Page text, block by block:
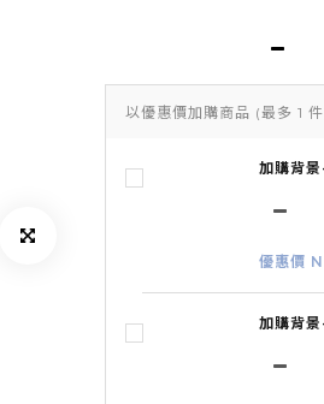
以優惠價加購商品 (最多 1
加購背
優惠價
加購背